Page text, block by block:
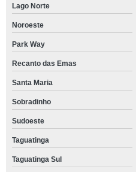
Lago Norte
Noroeste
Park Way
Recanto das Emas
Santa Maria
Sobradinho
Sudoeste
Taguatinga
Taguatinga Sul